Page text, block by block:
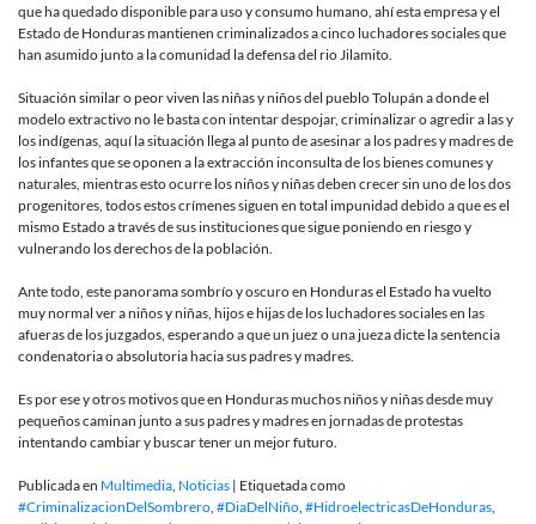
que ha quedado disponible para uso y consumo humano, ahí esta empresa y el
Estado de Honduras mantienen criminalizados a cinco luchadores sociales que
han asumido junto a la comunidad la defensa del rio Jilamito.
Situación similar o peor viven las niñas y niños del pueblo Tolupán a donde el
modelo extractivo no le basta con intentar despojar, criminalizar o agredir a las y
los indígenas, aquí la situación llega al punto de asesinar a los padres y madres de
los infantes que se oponen a la extracción inconsulta de los bienes comunes y
naturales, mientras esto ocurre los niños y niñas deben crecer sin uno de los dos
progenitores, todos estos crímenes siguen en total impunidad debido a que es el
mismo Estado a través de sus instituciones que sigue poniendo en riesgo y
vulnerando los derechos de la población.
Ante todo, este panorama sombrío y oscuro en Honduras el Estado ha vuelto
muy normal ver a niños y niñas, hijos e hijas de los luchadores sociales en las
afueras de los juzgados, esperando a que un juez o una jueza dicte la sentencia
condenatoria o absolutoria hacia sus padres y madres.
Es por ese y otros motivos que en Honduras muchos niños y niñas desde muy
pequeños caminan junto a sus padres y madres en jornadas de protestas
intentando cambiar y buscar tener un mejor futuro.
Publicada en Multimedia Noticias | Etiquetada como
#CriminalizacionDelSombrero #DiaDelNiño #HidroelectricasDeHonduras